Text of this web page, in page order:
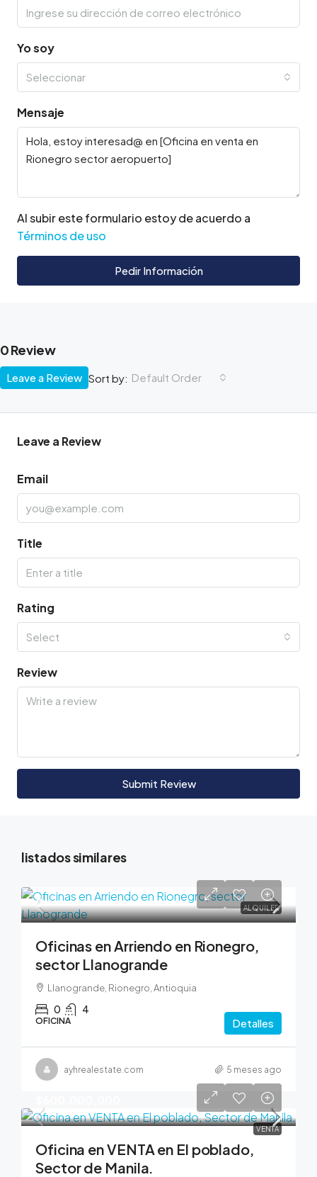
Yo soy
Seleccionar
Mensaje
Al subir este formulario estoy de acuerdo a
Términos de uso
Pedir Información
0 Review
Sort by: Default Order
Leave a Review
Leave a Review
Email
Title
Rating
Select
Review
Submit Review
listados similares
ALQUILER
0
Oficinas en Arriendo en Rionegro,
sector Llanogrande
Llanogrande, Rionegro, Antioquia
0 4
OFICINA Detalles
ayhrealestate.com 5 meses ago
VENTA
Oficina en VENTA en El poblado,
Sector de Manila.